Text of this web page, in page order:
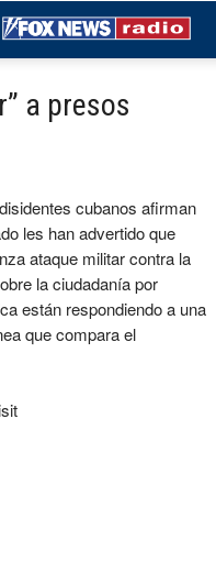
a presos
cubanos afirman
les han advertido que
ataque militar contra la
la ciudadanía por
están respondiendo a una
que compara el